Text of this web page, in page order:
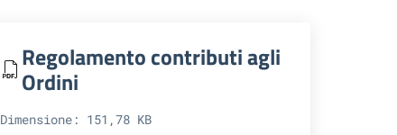
Regolamento contributi agli
Ordini
Dimensione: 151,78 KB